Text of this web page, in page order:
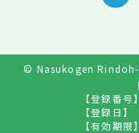
© Nasukogen
【登録番号】
【登録日】
【有効期限】